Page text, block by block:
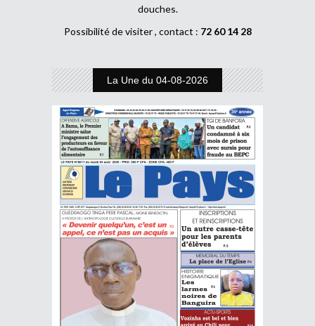
douches.
Possibilité de visiter , contact : 72 60 14 28
La Une du 04-08-2026